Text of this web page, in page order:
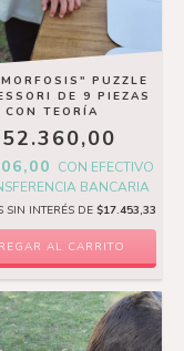
PUZZLE
DE 9 PIEZAS
CON TEORÍA
CON EFECTIVO
BANCARIA
SIN INTERÉS DE $17.453,33